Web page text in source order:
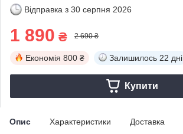
Відправка з 30 серпня 2026
1 890 ₴ 2 690 ₴
Економія 800 ₴ Залишилось 22 дні
Купити
Опис Характеристики Доставка